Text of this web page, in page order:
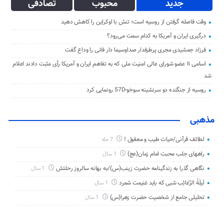
جدید محبوب تصادفی
وقت فاصله گرفتن از روسیه است؛ تنش با اوکراین را کاهش دهید
درگیری ایران و آمریکا به کدام سمت می‌رود؟
فرزاد جمشیدی مجری پرطرفدار صداوسیما دار فانی را وداع گفت
اسامی ۱۱ عضو شورای عالی امنیت ملی که به تفاهم ایران و آمریکا رأی مثبت دادند اعلام
شد
روسیه از جنگنده دو سرنشینه سوخو-57D رونمایی کرد
مذهبی
لطائف قرآنی/حیات طیب و معقول ! 7 ماه
راههای جلب محبت امام زمان(عج)
نگاهی گذرا به زندگینامه حضرت زینب(س)/به بهانه سالروز رحلتش
لَیلَةُ الرَّغائِب شبی که باید غنیمت شمرد
تحلیلی جامع از شخصیت حضرت زهرا(س)